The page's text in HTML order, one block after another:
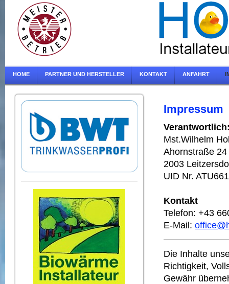
HOME PARTNER UND HERSTELLER KONTAKT ANFAHRT
Impressum
Mst.Wilhelm
Ahornstraße 24
2003
UID Nr.
Kontakt
Telefon: +43
E-Mail:
Die Inhalte
Richtigkeit,
Gewähr